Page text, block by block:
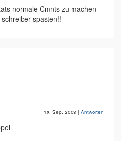
normale Cmnts zu machen
spasten!!
10. Sep. 2008 | Antworten